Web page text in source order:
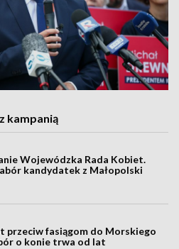
kampanią
Wojewódzka Rada Kobiet.
kandydatek z Małopolski
przeciw fasiągom do Morskiego
o konie trwa od lat